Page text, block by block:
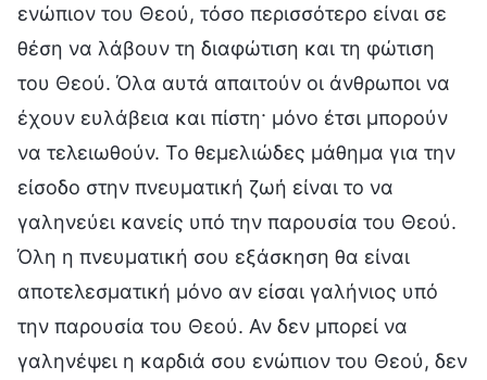
ενώπιον του Θεού, τόσο περισσότερο είναι σε
θέση να λάβουν τη διαφώτιση και τη φώτιση
του Θεού. Όλα αυτά απαιτούν οι άνθρωποι να
έχουν ευλάβεια και πίστη· μόνο έτσι μπορούν
να τελειωθούν. Το θεμελιώδες μάθημα για την
είσοδο στην πνευματική ζωή είναι το να
γαληνεύει κανείς υπό την παρουσία του Θεού.
Όλη η πνευματική σου εξάσκηση θα είναι
αποτελεσματική μόνο αν είσαι γαλήνιος υπό
την παρουσία του Θεού. Αν δεν μπορεί να
γαληνέψει η καρδιά σου ενώπιον του Θεού, δεν